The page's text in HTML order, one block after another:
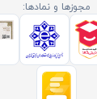
مجوزها و نمادها: